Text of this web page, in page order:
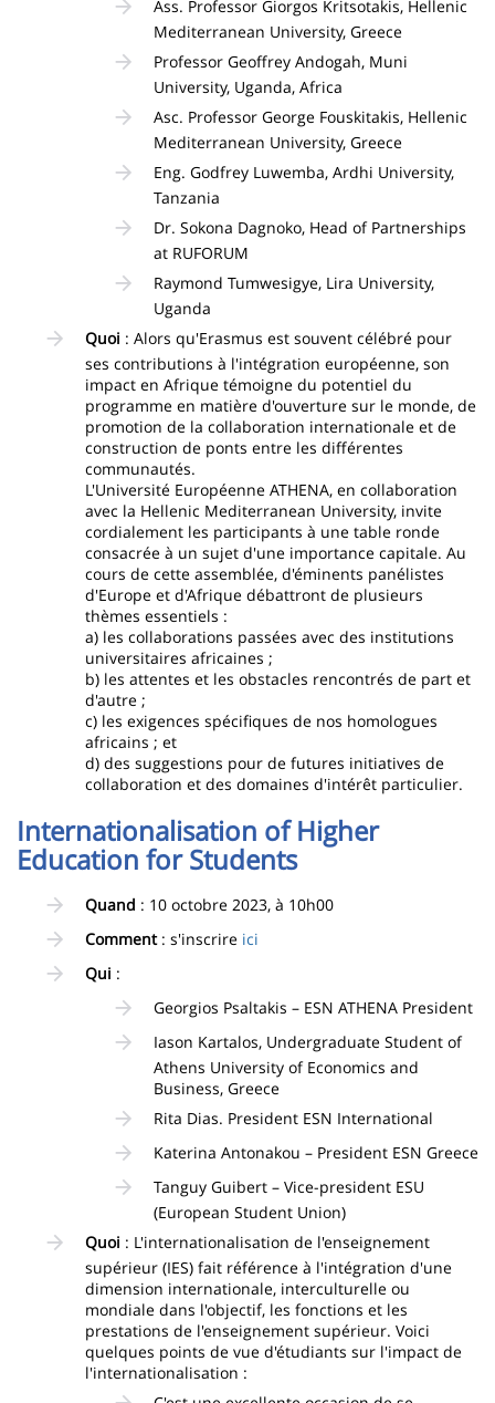
Ass. Professor Giorgos Kritsotakis, Hellenic
Mediterranean University, Greece
Professor Geoffrey Andogah, Muni
University, Uganda, Africa
Asc. Professor George Fouskitakis, Hellenic
Mediterranean University, Greece
Eng. Godfrey Luwemba, Ardhi University,
Tanzania
Dr. Sokona Dagnoko, Head of Partnerships
at RUFORUM
Raymond Tumwesigye, Lira University,
Uganda
Quoi : Alors qu'Erasmus est souvent célébré pour
ses contributions à l'intégration européenne, son
impact en Afrique témoigne du potentiel du
programme en matière d'ouverture sur le monde, de
promotion de la collaboration internationale et de
construction de ponts entre les différentes
communautés.
L'Université Européenne ATHENA, en collaboration
avec la Hellenic Mediterranean University, invite
cordialement les participants à une table ronde
consacrée à un sujet d'une importance capitale. Au
cours de cette assemblée, d'éminents panélistes
d'Europe et d'Afrique débattront de plusieurs
thèmes essentiels :
a) les collaborations passées avec des institutions
universitaires africaines ;
b) les attentes et les obstacles rencontrés de part et
d'autre ;
c) les exigences spécifiques de nos homologues
africains ; et
d) des suggestions pour de futures initiatives de
collaboration et des domaines d'intérêt particulier.
Internationalisation of Higher
Education for Students
Quand : 10 octobre 2023, à 10h00
Comment : s'inscrire ici
Qui :
Georgios Psaltakis – ESN ATHENA President
Iason Kartalos, Undergraduate Student of
Athens University of Economics and
Business, Greece
Rita Dias. President ESN International
Katerina Antonakou – President ESN Greece
Tanguy Guibert – Vice-president ESU
(European Student Union)
Quoi : L'internationalisation de l'enseignement
supérieur (IES) fait référence à l'intégration d'une
dimension internationale, interculturelle ou
mondiale dans l'objectif, les fonctions et les
prestations de l'enseignement supérieur. Voici
quelques points de vue d'étudiants sur l'impact de
l'internationalisation :